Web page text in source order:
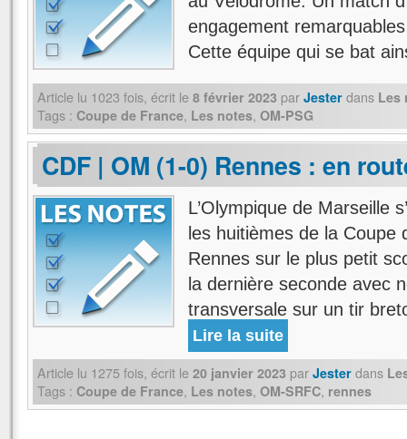
engagement
Cette équipe qui se bat
Article lu 1023 fois, écrit le 8 février 2023 par Jester dans Les
Tags : Coupe de France, Les notes, OM-PSG
CDF | OM (1-0) Rennes : en
L’Olympique de Marseille
les huitièmes de la Coupe
Rennes sur le plus petit
la dernière seconde avec
transversale sur un tir
Lire la suite
Article lu 1275 fois, écrit le 20 janvier 2023 par Jester dans
Tags : Coupe de France, Les notes, OM-SRFC, rennes